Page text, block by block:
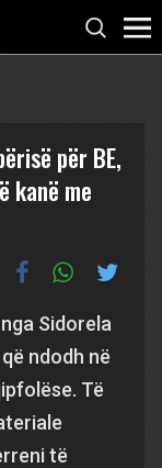
për BE,
kanë me
Sidorela
ndodh në
Të
të